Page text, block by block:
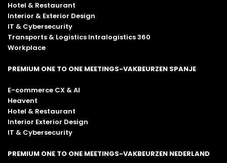
Hotel & Restaurant
Interior & Exterior Design
IT & Cybersecurity
Transports & Logistics Intralogistics 360
Workplace
PREMIUM ONE TO ONE MEETINGS-VAKBEURZEN SPANJE
E-commerce CX & AI
Heavent
Hotel & Restaurant
Interior Exterior Design
IT & Cybersecurity
PREMIUM ONE TO ONE MEETINGS-VAKBEURZEN NEDERLAND